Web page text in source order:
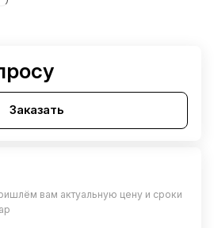
Заказать
вам актуальную цену и сроки